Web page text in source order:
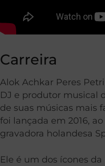
Carreira
Alok Achkar Peres
DJ e produtor musical
de suas músicas mais
foi lançada em 2016,
gravadora holandesa
Ele é um dos ícones